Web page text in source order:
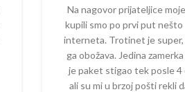
Na nagovor prijateljice
kupili smo po prvi put nešto
interneta. Trotinet je super,
ga obožava. Jedina
je paket stigao tek posle 4
ali su mi u brzoj pošti rekli